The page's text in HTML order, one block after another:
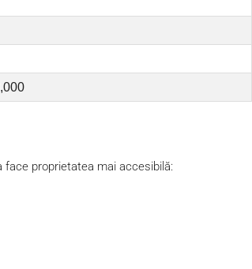
proprietatea mai accesibilă: